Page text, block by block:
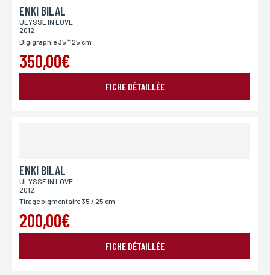
Téléphone
Si vous préférez que l’on vous contacte par téléphone,
vous pouvez indiquer votre numéro.
Adresse
Si vous souhaitez recevoir une réponse personnalisée,
vous pouvez nous laisser votre adresse.
Si vous souhaitez recevoir une réponse personnalisée,
vous pouvez nous laisser votre ville.
ENKI BILAL
ULYSSE IN LOVE
2012
Digigraphie 35 * 25 cm
350,00€
FICHE DÉTAILLÉE
ENKI BILAL
ULYSSE IN LOVE
2012
Tirage pigmentaire 35 / 25 cm
200,00€
FICHE DÉTAILLÉE